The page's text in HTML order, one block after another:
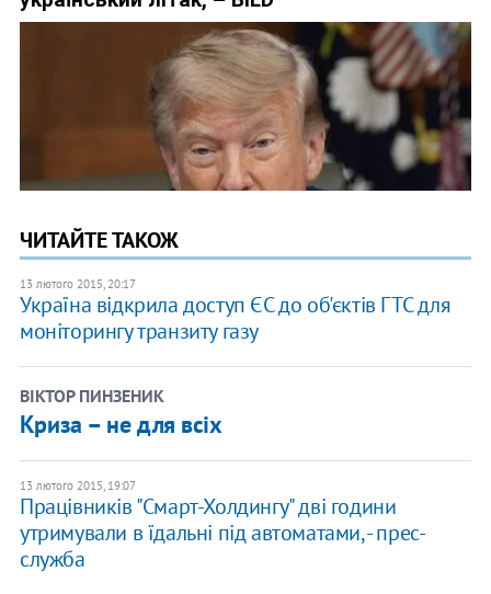
ЧИТАЙТЕ ТАКОЖ
13 лютого 2015, 20:17
Україна відкрила доступ ЄС до об'єктів ГТС для
моніторингу транзиту газу
ВІКТОР ПИНЗЕНИК
Криза – не для всіх
13 лютого 2015, 19:07
Працівників "Смарт-Холдингу" дві години
утримували в їдальні під автоматами, - прес-
служба